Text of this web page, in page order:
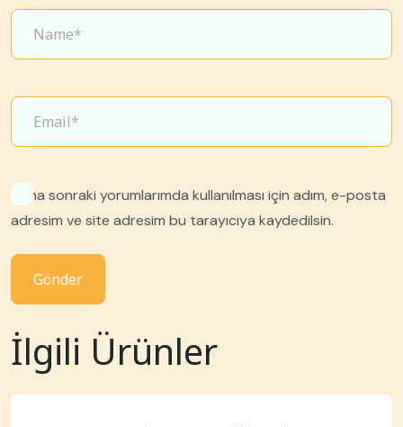
Daha sonraki yorumlarımda kullanılması için adım, e-posta
adresim ve site adresim bu tarayıcıya kaydedilsin.
İlgili Ürünler